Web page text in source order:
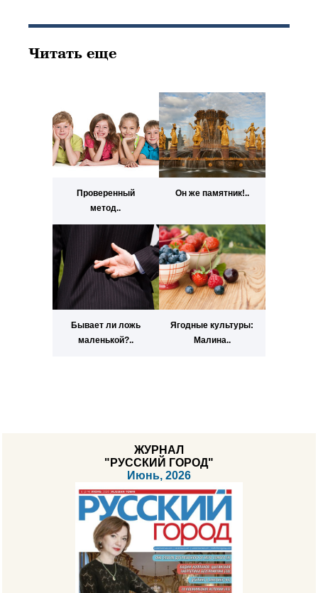
Читать еще
Проверенный
метод..
Он же памятник!..
Бывает ли ложь
маленькой?..
Ягодные культуры:
Малина..
ЖУРНАЛ
"РУССКИЙ ГОРОД"
Июнь, 2026